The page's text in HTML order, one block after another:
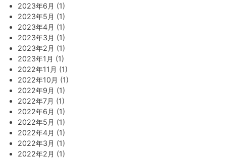
2023年6月 (1)
2023年5月 (1)
2023年4月 (1)
2023年3月 (1)
2023年2月 (1)
2023年1月 (1)
2022年11月 (1)
2022年10月 (1)
2022年9月 (1)
2022年7月 (1)
2022年6月 (1)
2022年5月 (1)
2022年4月 (1)
2022年3月 (1)
2022年2月 (1)